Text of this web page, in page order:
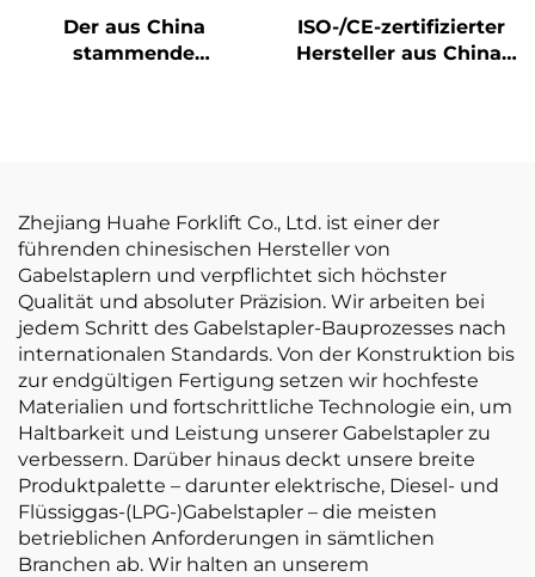
Der aus China
stammende
ist preisgünstig.
ISO-/CE-zertifizierter
Hersteller aus China:
Zhejiang Huahe Forklift Co., Ltd. ist einer der
führenden chinesischen Hersteller von
Gabelstaplern und verpflichtet sich höchster
Qualität und absoluter Präzision. Wir arbeiten bei
jedem Schritt des Gabelstapler-Bauprozesses nach
internationalen Standards. Von der Konstruktion bis
zur endgültigen Fertigung setzen wir hochfeste
Materialien und fortschrittliche Technologie ein, um
Haltbarkeit und Leistung unserer Gabelstapler zu
verbessern. Darüber hinaus deckt unsere breite
Produktpalette – darunter elektrische, Diesel- und
Flüssiggas-(LPG-)Gabelstapler – die meisten
betrieblichen Anforderungen in sämtlichen
Branchen ab. Wir halten an unserem